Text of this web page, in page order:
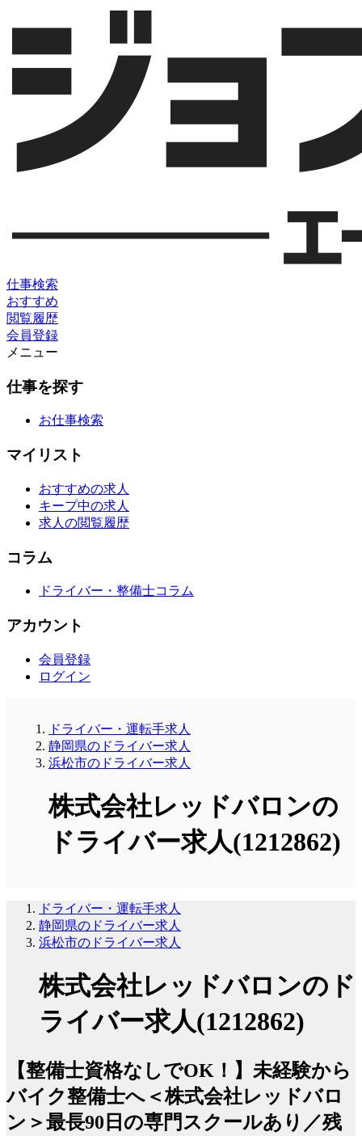
仕事検索
おすすめ
閲覧履歴
会員登録
メニュー
仕事を探す
お仕事検索
マイリスト
おすすめの求人
キープ中の求人
求人の閲覧履歴
コラム
ドライバー・整備士コラム
アカウント
会員登録
ログイン
ドライバー・運転手求人
静岡県のドライバー求人
浜松市のドライバー求人
株式会社レッドバロンの
ドライバー求人(1212862)
ドライバー・運転手求人
静岡県のドライバー求人
浜松市のドライバー求人
株式会社レッドバロンのド
ライバー求人(1212862)
【整備士資格なしでOK！】未経験から
バイク整備士へ＜株式会社レッドバロ
ン＞最長90日の専門スクールあり／残